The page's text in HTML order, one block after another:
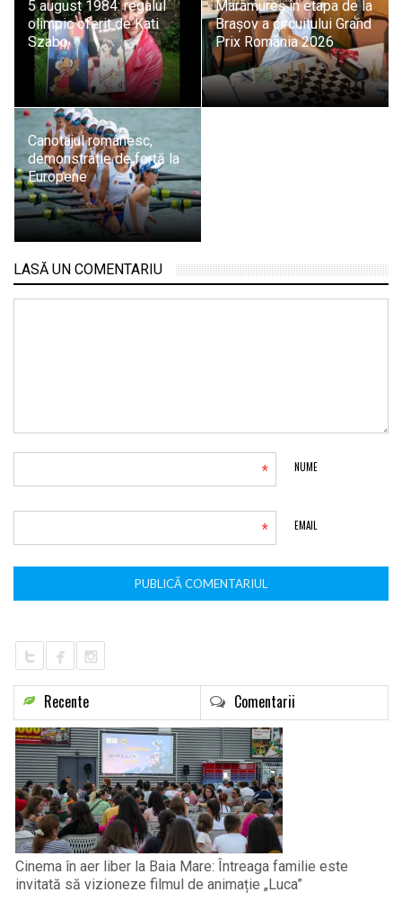
5 august 1984: regalul
olimpic oferit de Kati
Szabo
Maramureș în etapa de la
Brașov a circuitului Grand
Prix România 2026
Canotajul românesc,
demonstrație de forță la
Europene
LASĂ UN COMENTARIU
NUME
*
EMAIL
*
Recente Comentarii
Cinema în aer liber la Baia Mare: Întreaga familie este
invitată să vizioneze filmul de animație „Luca”